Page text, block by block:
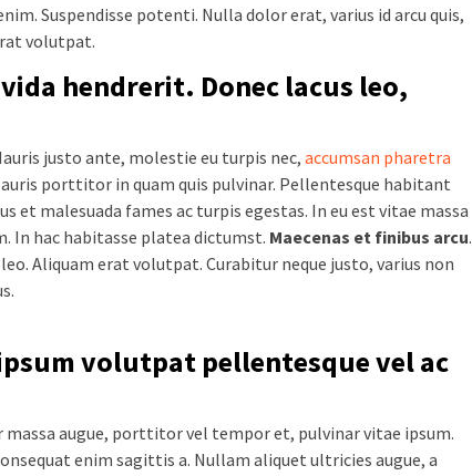
Suspendisse potenti. Nulla dolor erat, varius id arcu quis,
volutpat.
hendrerit. Donec lacus leo,
justo ante, molestie eu turpis nec, accumsan pharetra
porttitor in quam quis pulvinar. Pellentesque habitant
et malesuada fames ac turpis egestas. In eu est vitae massa
In hac habitasse platea dictumst. Maecenas et finibus arcu.
Aliquam erat volutpat. Curabitur neque justo, varius non
volutpat pellentesque vel ac
massa augue, porttitor vel tempor et, pulvinar vitae ipsum.
enim sagittis a. Nullam aliquet ultricies augue, a